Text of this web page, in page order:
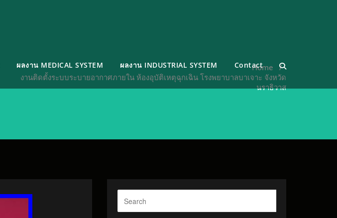
ผลงาน MEDICAL SYSTEM ผลงาน INDUSTRIAL SYSTEM ContactHome /
งานติดตั้งระบบระบายอากาศภายใน ห้องอุบัติเหตุฉุกเฉิน โรงพยาบาลบาเจาะ จังหวัด
นราธิวาส